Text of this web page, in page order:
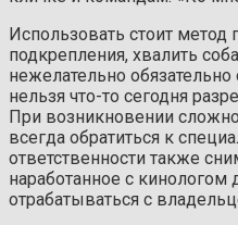
Использовать стоит метод
подкрепления, хвалить
нежелательно
нельзя что-то сегодня
При возникновении
всегда обратиться к
ответственности также
наработанное с кинологом
отрабатываться с